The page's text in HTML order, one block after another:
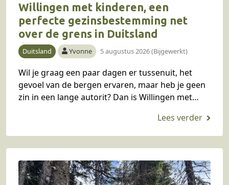
Willingen met kinderen, een
perfecte gezinsbestemming net
over de grens in Duitsland
Duitsland Yvonne 5 augustus 2026 (Bijgewerkt)
Wil je graag een paar dagen er tussenuit, het
gevoel van de bergen ervaren, maar heb je geen
zin in een lange autorit? Dan is Willingen met